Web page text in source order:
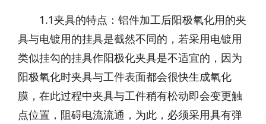
1.1夹具的特点：铝件加工后阳极氧化用的夹
具与电镀用的挂具是截然不同的，若采用电镀用
类似挂勾的挂具作阳极化夹具是不适宜的，因为
阳极氧化时夹具与工件表面都会很快生成氧化
膜，在此过程中夹具与工件稍有松动即会变更触
点位置，阻碍电流流通，为此，必须采用具有弹